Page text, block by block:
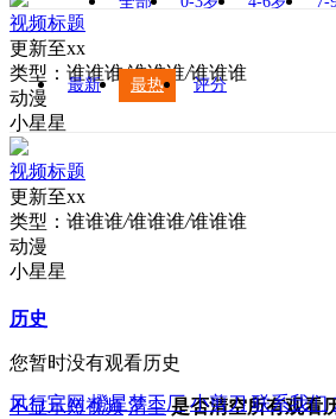
视频标题
更新至xx
类型： 谁谁谁/谁谁谁/谁谁谁
动漫
小星星
视频标题
更新至xx
类型： 谁谁谁/谁谁谁/谁谁谁
动漫
小星星
历史
您暂时没有观看历史
不显示短视频 清空 是否清空所有观看
最新 最热 评分
风行官网 橙星梦工厂 小剪刀 联系我们